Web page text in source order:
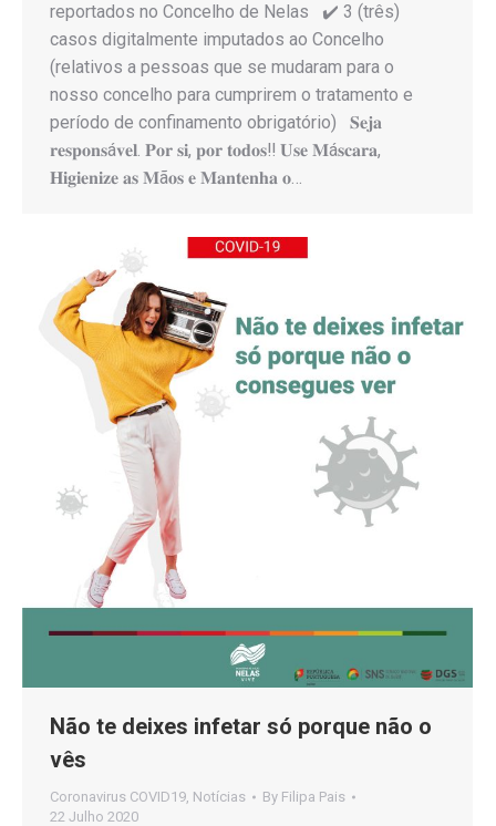
reportados no Concelho de Nelas ✔️ 3 (três)
casos digitalmente imputados ao Concelho
(relativos a pessoas que se mudaram para o
nosso concelho para cumprirem o tratamento e
período de confinamento obrigatório) 𝐒𝐞𝐣𝐚
𝐫𝐞𝐬𝐩𝐨𝐧𝐬á𝐯𝐞𝐥. 𝐏𝐨𝐫 𝐬𝐢, 𝐩𝐨𝐫 𝐭𝐨𝐝𝐨𝐬‼️ 𝐔𝐬𝐞 𝐌á𝐬𝐜𝐚𝐫𝐚,
𝐇𝐢𝐠𝐢𝐞𝐧𝐢𝐳𝐞 𝐚𝐬 𝐌ã𝐨𝐬 𝐞 𝐌𝐚𝐧𝐭𝐞𝐧𝐡𝐚 𝐨…
Não te deixes infetar só porque não o
vês
Coronavirus COVID19, Notícias By Filipa Pais
22 Julho 2020